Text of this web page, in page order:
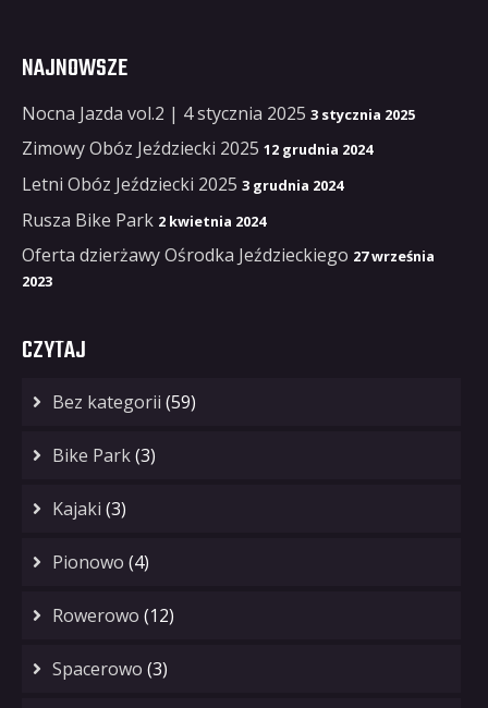
NAJNOWSZE
Nocna Jazda vol.2 | 4 stycznia 2025 3 stycznia 2025
Zimowy Obóz Jeździecki 2025 12 grudnia 2024
Letni Obóz Jeździecki 2025 3 grudnia 2024
Rusza Bike Park 2 kwietnia 2024
Oferta dzierżawy Ośrodka Jeździeckiego 27 września
2023
CZYTAJ
Bez kategorii (59)
Bike Park(3)
Kajaki (3)
Pionowo (4)
Rowerowo (12)
Spacerowo (3)